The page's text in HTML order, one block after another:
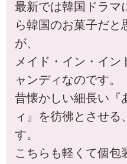
最新では韓国ドラマ
ら韓国のお菓子だと
が、
メイド・イン・イン
ャンディなのです。
昔懐かしい細長い『
ィ』を彷彿とさせる
す。
こちらも軽くて個包